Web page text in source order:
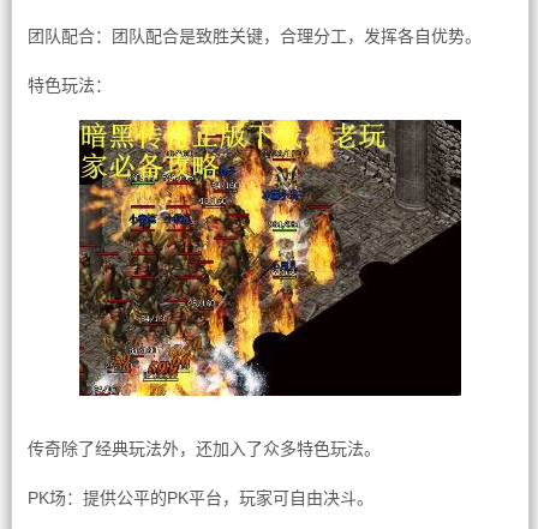
团队配合：团队配合是致胜关键，合理分工，发挥各自优势。
特色玩法：
传奇除了经典玩法外，还加入了众多特色玩法。
PK场：提供公平的PK平台，玩家可自由决斗。